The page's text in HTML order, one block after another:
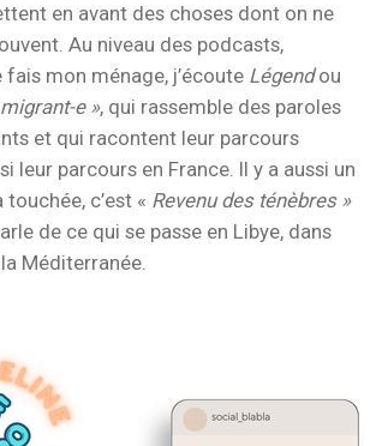
en avant des choses dont on ne
Au niveau des podcasts,
mon ménage, j’écoute Légendou
e », qui rassemble des paroles
et qui racontent leur parcours
leur parcours en France. Il y a aussi un
touchée, c’est « Revenu des ténèbres »
de ce qui se passe en Libye, dans
Méditerranée.